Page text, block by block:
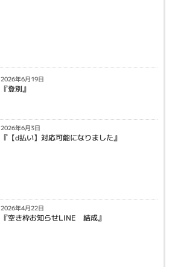
2026年6月19日
『登別』
2026年6月3日
『【d払い】対応可能になりました』
2026年4月22日
『空き枠お知らせLINE 結成』